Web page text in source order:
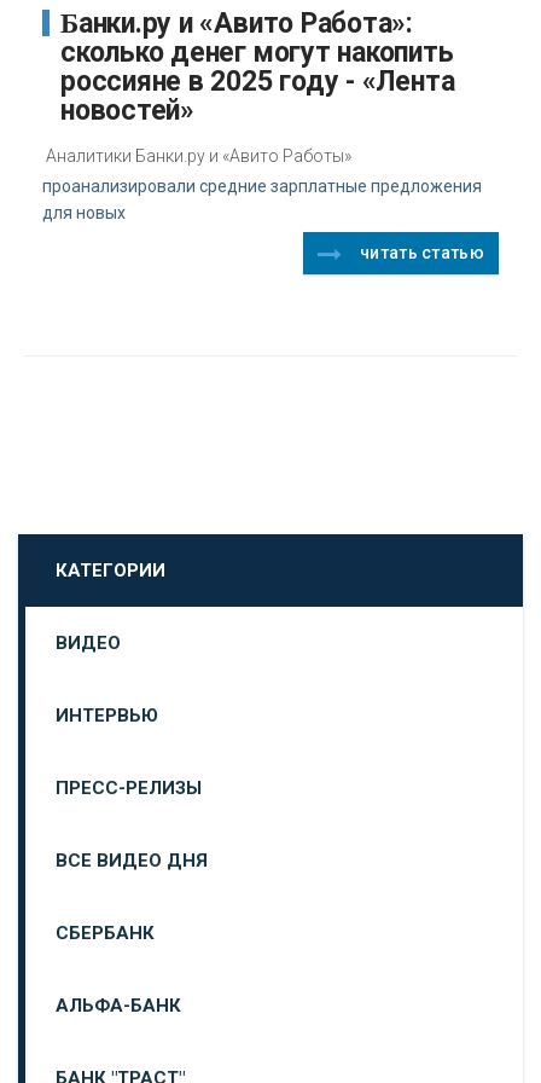
Банки.ру и «Авито Работа»:
сколько денег могут накопить
россияне в 2025 году - «Лента
новостей»
Аналитики Банки.ру и «Авито Работы»
проанализировали средние зарплатные предложения
для новых
читать статью
КАТЕГОРИИ
ВИДЕО
ИНТЕРВЬЮ
ПРЕСС-РЕЛИЗЫ
ВСЕ ВИДЕО ДНЯ
СБЕРБАНК
АЛЬФА-БАНК
БАНК "ТРАСТ"